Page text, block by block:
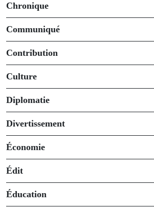
Chronique
Communiqué
Contribution
Culture
Diplomatie
Divertissement
Économie
Édit
Éducation